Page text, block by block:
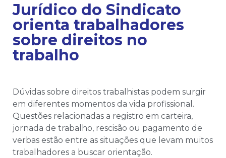
Jurídico do Sindicato
orienta trabalhadores
sobre direitos no
trabalho
Dúvidas sobre direitos trabalhistas podem surgir
em diferentes momentos da vida profissional.
Questões relacionadas a registro em carteira,
jornada de trabalho, rescisão ou pagamento de
verbas estão entre as situações que levam muitos
trabalhadores a buscar orientação.